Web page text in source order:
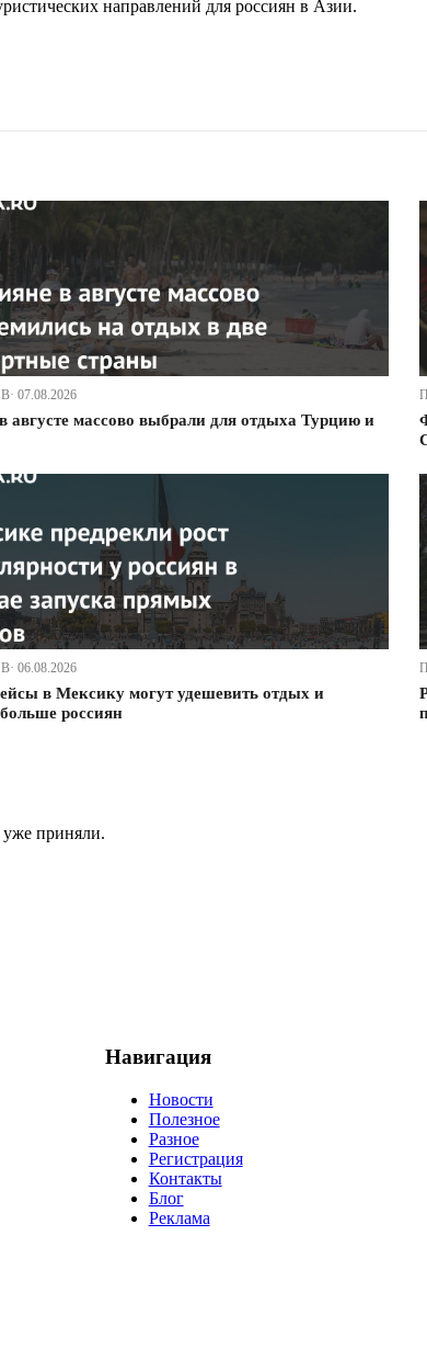
направлений для россиян в Азии.
07.08.2026
августе массово выбрали для отдыха Турцию и
06.08.2026
в Мексику могут удешевить отдых и
россиян
приняли.
Навигация
Новости
Полезное
Разное
Регистрация
Контакты
Блог
Реклама